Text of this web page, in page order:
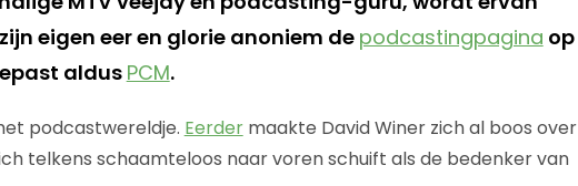
eigen eer en glorie anoniem depodcastingpagina op
aldus PCM.
podcastwereldje. Eerdermaakte David Winer zich al boos over
telkens schaamteloos naar voren schuift als de bedenker van